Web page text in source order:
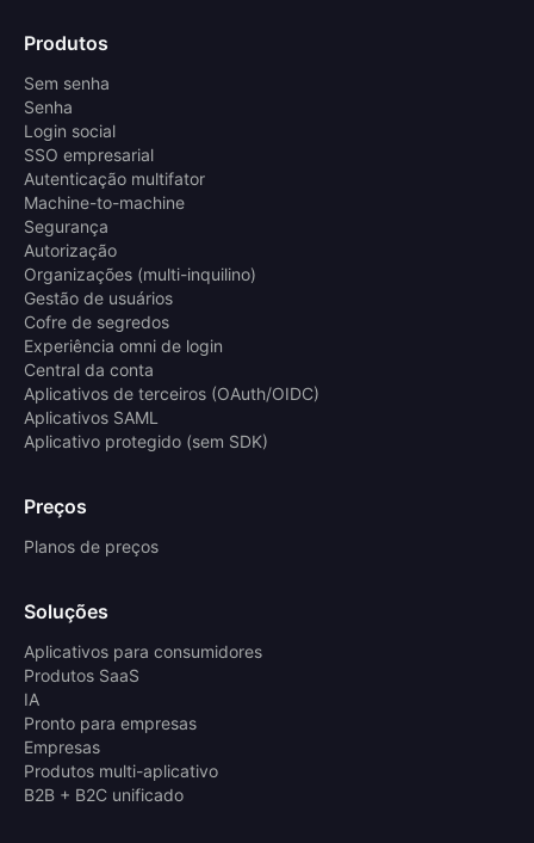
Produtos
Sem senha
Senha
Login social
SSO empresarial
Autenticação multifator
Machine-to-machine
Segurança
Autorização
Organizações (multi-inquilino)
Gestão de usuários
Cofre de segredos
Experiência omni de login
Central da conta
Aplicativos de terceiros (OAuth/OIDC)
Aplicativos SAML
Aplicativo protegido (sem SDK)
Preços
Planos de preços
Soluções
Aplicativos para consumidores
Produtos SaaS
IA
Pronto para empresas
Empresas
Produtos multi-aplicativo
B2B + B2C unificado